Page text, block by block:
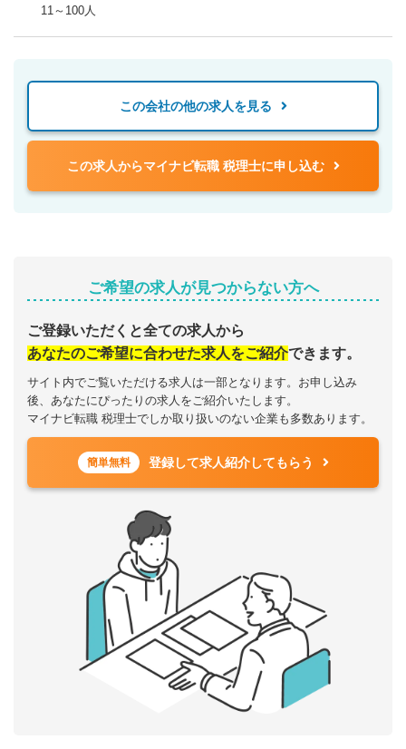
11～100人
この会社の他の求人を見る
この求人からマイナビ転職 税理士に申し込む
ご希望の求人が見つからない方へ
ご登録いただくと全ての求人から
あなたのご希望に合わせた求人をご紹介できます。
サイト内でご覧いただける求人は一部となります。お申し込み
後、あなたにぴったりの求人をご紹介いたします。
マイナビ転職 税理士でしか取り扱いのない企業も多数あります。
簡単無料 登録して求人紹介してもらう